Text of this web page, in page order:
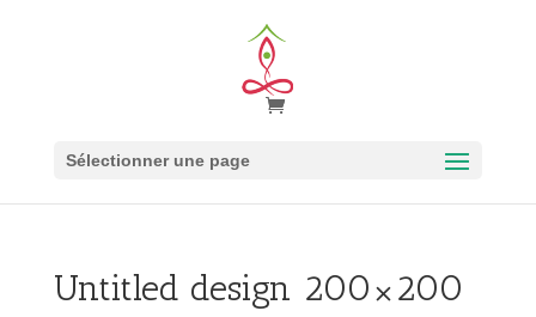
Sélectionner une page
Untitled design 200×200